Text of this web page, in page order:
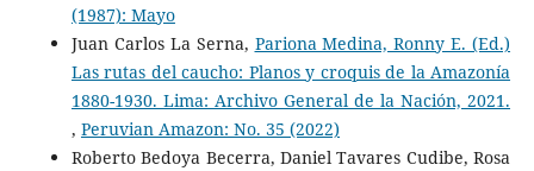
(1987): Mayo
Juan Carlos La Serna, Pariona Medina, Ronny E. (Ed.)
Las rutas del caucho: Planos y croquis de la Amazonía
1880-1930. Lima: Archivo General de la Nación, 2021.
, Peruvian Amazon: No. 35 (2022)
Roberto Bedoya Becerra, Daniel Tavares Cudibe, Rosa